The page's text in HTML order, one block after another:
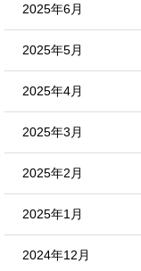
2025年6月
2025年5月
2025年4月
2025年3月
2025年2月
2025年1月
2024年12月